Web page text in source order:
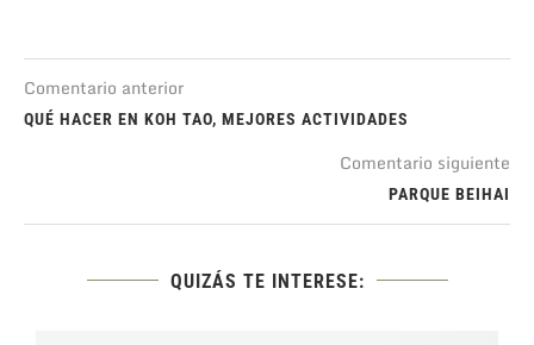
Comentario anterior
QUÉ HACER EN KOH TAO, MEJORES ACTIVIDADES
Comentario siguiente
PARQUE BEIHAI
QUIZÁS TE INTERESE: